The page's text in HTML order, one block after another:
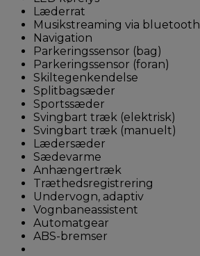
Læderrat
Musikstreaming via bluetooth
Navigation
Parkeringssensor (bag)
Parkeringssensor (foran)
Skiltegenkendelse
Splitbagsæder
Sportssæder
Svingbart træk (elektrisk)
Svingbart træk (manuelt)
Lædersæder
Sædevarme
Anhængertræk
Træthedsregistrering
Undervogn, adaptiv
Vognbaneassistent
Automatgear
ABS-bremser